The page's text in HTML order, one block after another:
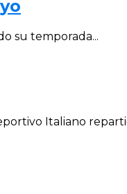
su temporada...
Italiano